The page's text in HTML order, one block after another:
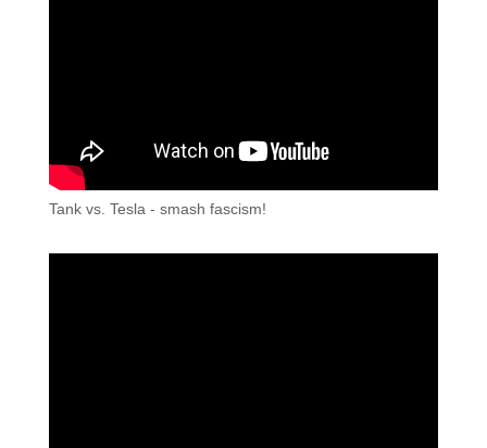
Tank vs. Tesla - smash fascism!